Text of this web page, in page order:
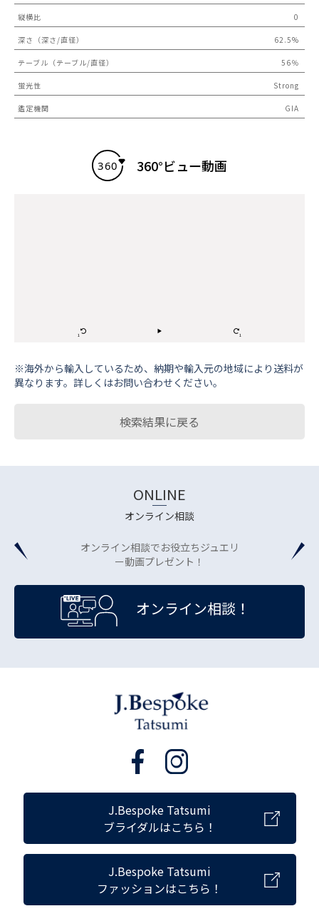
縦横比 0
深さ（深さ/直径） 62.5%
テーブル（テーブル/直径） 56％
蛍光性 Strong
鑑定機関 GIA
360°ビュー動画
※海外から輸⼊しているため、納期や輸⼊元の地域により送料が
異なります。詳しくはお問い合わせください。
検索結果に戻る
ONLINE
オンライン相談
オンライン相談でお役立ちジュエリ
ー動画プレゼント！
オンライン相談！
J.Bespoke Tatsumi
ブライダルはこちら！
J.Bespoke Tatsumi
ファッションはこちら！